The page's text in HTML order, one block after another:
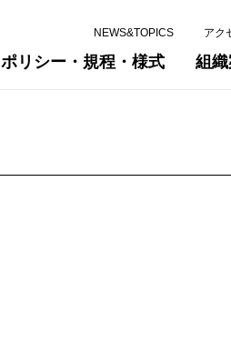
ポリシー・規程・様式 組
NEWS&TOPICS アク